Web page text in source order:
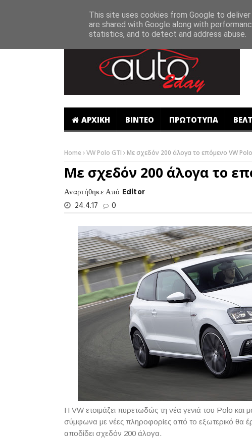
ΑΡΧΙΚΗ ΒΙΝΤΕΟ ΠΡΩΤΟΤΥΠΑ
Home VW Polo GTI Με σχεδόν 200 άλογα το επόμενο VW
Με σχεδόν 200 άλογα το
Αναρτήθηκε Από Editor
24.4.17
0
Η VW ετοιμάζει πυρετωδώς τη νέα γενιά του Polo και
σύμφωνα με νέες πληροφορίες από το εξωτερικό θα
αποδίδει σχεδόν 200 άλογα.
This site uses cookies from Google to
are shared with Google along with
statistics, and to detect and address abuse.